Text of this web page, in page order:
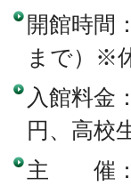
開館時間
まで）※
入館料金
円、高校
主 催：